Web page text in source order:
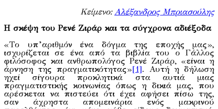
Κείμενο:Αλέξανδρος Μπριασούλης
Η σκέψη του Ρενέ Ζιράρ και τα σύγχρονα αδιέξοδα
«Το υπ’αριθμόν ένα δόγμα της εποχής μας»,
ισχυρίζεται σε ένα από τα βιβλία του ο Γάλλος
φιλόσοφος και ανθρωπολόγος Ρενέ Ζιράρ, «είναι η
άρνηση της πραγματικότητας»[1]. Αυτή η δήλωση
ηχεί σίγουρα προκλητικά στα αυτιά μιας
πραγματιστικής κοινωνίας όπως η δικιά μας, που
αρέσκεται να πιστεύει ότι έχει αφήσει πίσω της,
σαν άχρηστα απομεινάρια ενός μακρινού